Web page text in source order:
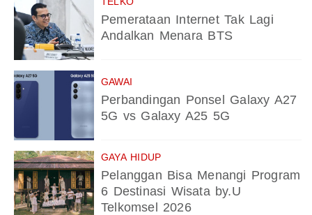
Pemerataan Internet Tak Lagi
Andalkan Menara BTS
GAWAI
Perbandingan Ponsel Galaxy A27
5G vs Galaxy A25 5G
GAYA HIDUP
Pelanggan Bisa Menangi Program
6 Destinasi Wisata by.U
Telkomsel 2026